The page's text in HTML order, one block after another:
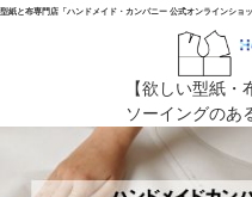
型紙と布専門店「ハンドメイド・カンパニー 公式オンラインショッ
【欲しい型紙・
ソーイングのあ